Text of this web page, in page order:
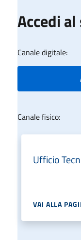
Accedi
Canale digitale:
Canale fisico:
Ufficio
VAI ALLA